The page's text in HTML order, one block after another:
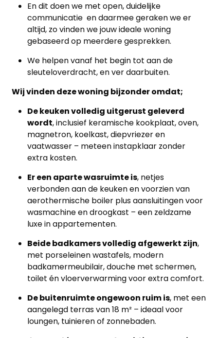
En dit doen we met open, duidelijke
communicatie en daarmee geraken we er
altijd, zo vinden we jouw ideale woning
gebaseerd op meerdere gesprekken.
We helpen vanaf het begin tot aan de
sleuteloverdracht, en ver daarbuiten.
Wij vinden deze woning bijzonder omdat;
De keuken volledig uitgerust geleverd
wordt, inclusief keramische kookplaat, oven,
magnetron, koelkast, diepvriezer en
vaatwasser – meteen instapklaar zonder
extra kosten.
Er een aparte wasruimte is, netjes
verbonden aan de keuken en voorzien van
aerothermische boiler plus aansluitingen voor
wasmachine en droogkast – een zeldzame
luxe in appartementen.
Beide badkamers volledig afgewerkt zijn,
met porseleinen wastafels, modern
badkamermeubilair, douche met schermen,
toilet én vloerverwarming voor extra comfort.
De buitenruimte ongewoon ruim is, met een
aangelegd terras van 18 m² – ideaal voor
loungen, tuinieren of zonnebaden.